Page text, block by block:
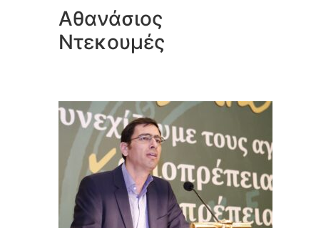
Αθανάσιος
Ντεκουμές